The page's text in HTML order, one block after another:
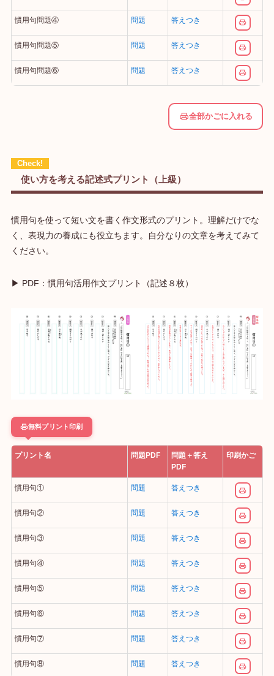
慣用句問題④ 問題 答えつき
慣用句問題⑤ 問題 答えつき
慣用句問題⑥ 問題 答えつき
全部かごに入れる
使い方を考える記述式プリント（上級）
慣用句を使って短い文を書く作文形式のプリント。理解だけでな
く、表現力の養成にも役立ちます。自分なりの文章を考えてみて
ください。
▶ PDF：慣用句活用作文プリント（記述８枚）
無料プリント印刷
プリント名 問題PDF
問題＋答え
PDF
印刷かご
慣用句① 問題 答えつき
慣用句② 問題 答えつき
慣用句③ 問題 答えつき
慣用句④ 問題 答えつき
慣用句⑤ 問題 答えつき
慣用句⑥ 問題 答えつき
慣用句⑦ 問題 答えつき
慣用句⑧ 問題 答えつき